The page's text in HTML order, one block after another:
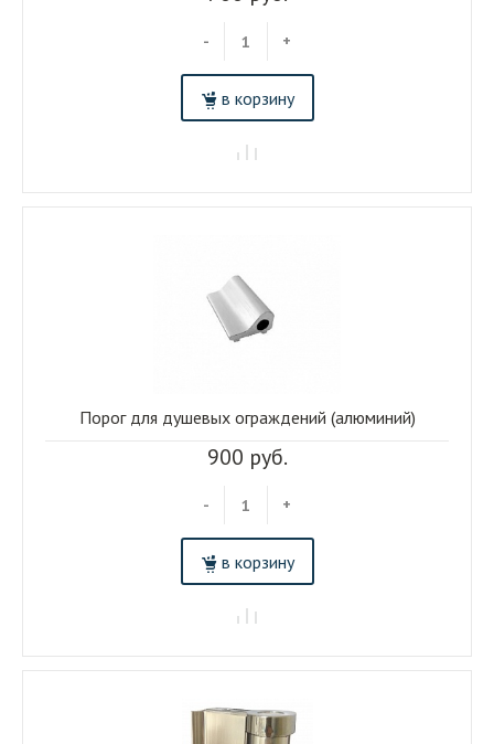
- +
в корзину
900 руб.
- +
в корзину
Порог для душевых ограждений (алюминий)